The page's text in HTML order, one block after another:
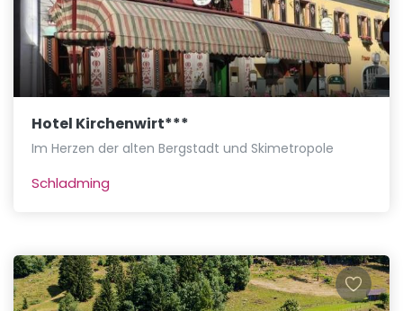
Hotel Kirchenwirt***
Im Herzen der alten Bergstadt und Skimetropole
Schladming